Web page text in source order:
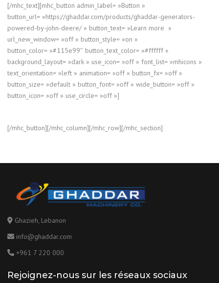
[/mhc_text][mhc_button admin_label= »Button »
button_url= »https://ghaddar.com/products/ghaddar-generators-
powered-by-john-deere/ » button_text= »Learn more »
url_new_window= »off » button_style= »on »
button_color= »#115e99″ button_text_color= »#ffffff »
background_layout= »dark » use_icon= »off » font_list= »mhicons »
text_orientation= »left » animation= »off » button_fx= »off »
button_size= »default » button_font= »off » wide_button= »off »
button_icon= »off » use_circle= »off »]
[/mhc_button][/mhc_column][/mhc_row][/mhc_section]
Ghazieh, Lebanon
info@ghaddar.com
+961 7 220 000
Rejoignez-nous sur les réseaux sociaux